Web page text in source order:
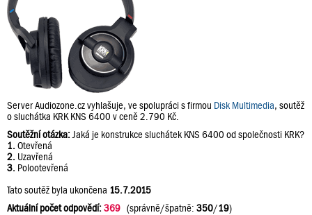
Server Audiozone.cz vyhlašuje, ve spolupráci s firmou Disk Multimedia, soutěž
o sluchátka KRK KNS 6400 v ceně 2.790 Kč.
Soutěžní otázka:Jaká je konstrukce sluchátek KNS 6400 od společnosti KRK?
1.Otevřená
2. Uzavřená
3. Polootevřená
Tato soutěž byla ukončena 15.7.2015
Aktuální počet odpovědí:369 (správně/špatně: 350/19)